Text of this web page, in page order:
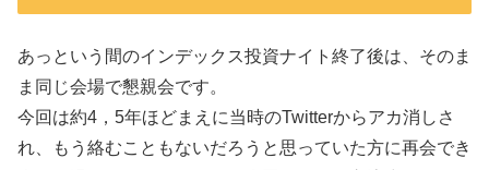
あっという間のインデックス投資ナイト終了後は、そのま
ま同じ会場で懇親会です。
今回は約4，5年ほどまえに当時のTwitterからアカ消しさ
れ、もう絡むこともないだろうと思っていた方に再会でき